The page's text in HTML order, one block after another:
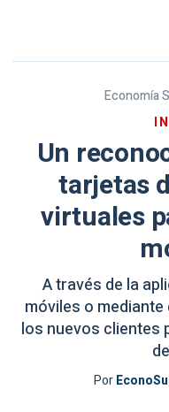
Economía
Un
tarjetas
virtuales
A través de la
móviles o
los nuevos clientes
Por